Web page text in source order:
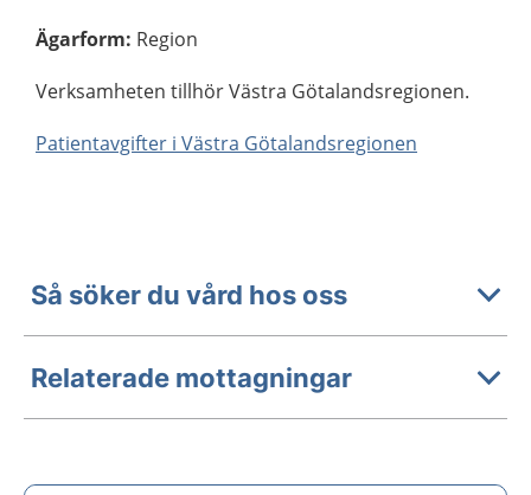
Ägarform: Region
Verksamheten tillhör Västra Götalandsregionen.
Patientavgifter i Västra Götalandsregionen
Så söker du vård hos oss
Relaterade mottagningar